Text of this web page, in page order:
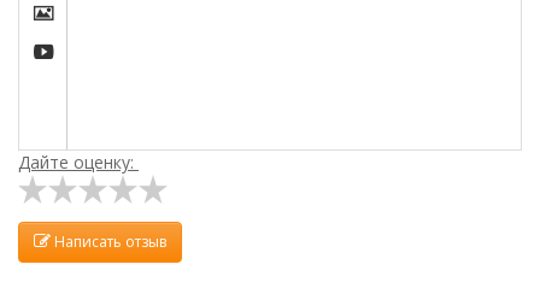


Дайте оценку:
Написать отзыв